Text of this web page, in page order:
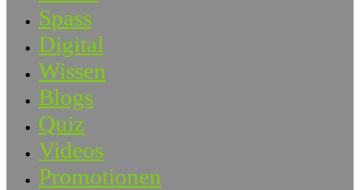
Spass
Digital
Wissen
Blogs
Quiz
Videos
Promotionen